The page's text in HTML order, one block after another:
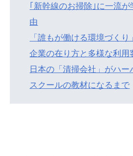
｢新幹線のお掃除｣に一流
由
「誰もが働ける環境づく
企業の在り方と多様な利用
日本の「清掃会社」がハー
スクールの教材になるまで